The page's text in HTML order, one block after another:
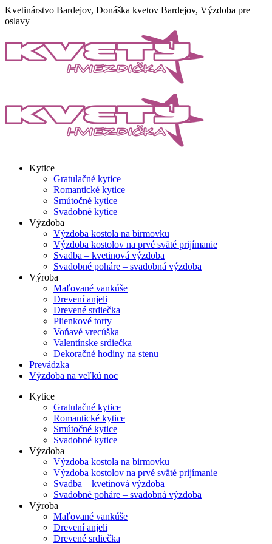
Skip
to
Kvetinárstvo Bardejov, Donáška kvetov Bardejov, Výzdoba pre
oslavy
Kytice
Gratulačné kytice
Romantické kytice
Smútočné kytice
Svadobné kytice
Výzdoba
Výzdoba kostola na birmovku
Výzdoba kostolov na prvé sväté prijímanie
Svadba – kvetinová výzdoba
Svadobné poháre – svadobná výzdoba
Výroba
Maľované vankúše
Drevení anjeli
Drevené srdiečka
Plienkové torty
Voňavé vrecúška
Valentínske srdiečka
Dekoračné hodiny na stenu
Prevádzka
Výzdoba na veľkú noc
Kytice
Gratulačné kytice
Romantické kytice
Smútočné kytice
Svadobné kytice
Výzdoba
Výzdoba kostola na birmovku
Výzdoba kostolov na prvé sväté prijímanie
Svadba – kvetinová výzdoba
Svadobné poháre – svadobná výzdoba
Výroba
Maľované vankúše
Drevení anjeli
Drevené srdiečka